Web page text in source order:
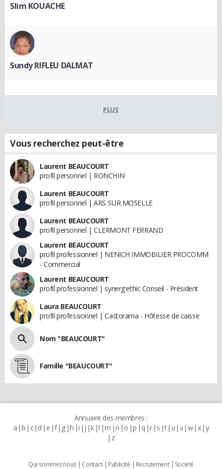
Slim KOUACHE
Sundy RIFLEU DALMAT
PLUS
Vous recherchez peut-être
Laurent BEAUCOURT
profil personnel | RONCHIN
Laurent BEAUCOURT
profil personnel | ARS SUR MOSELLE
Laurent BEAUCOURT
profil personnel | CLERMONT FERRAND
Laurent BEAUCOURT
profil professionnel | NENICH IMMOBILIER PROCOMM
- Commercial
Laurent BEAUCOURT
profil professionnel | synerg'ethic Conseil - Président
Laura BEAUCOURT
profil professionnel | Castorama - Hôtesse de caisse
Nom "BEAUCOURT"
Famille "BEAUCOURT"
Annuaire des membres :
a b c d e f g h i j k l m n o p q r s t u v w x y
z
Qui sommes nous Contact Publicité Recrutement
Societé